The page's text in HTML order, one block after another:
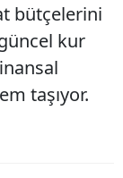
bütçelerini
kur
taşıyor.